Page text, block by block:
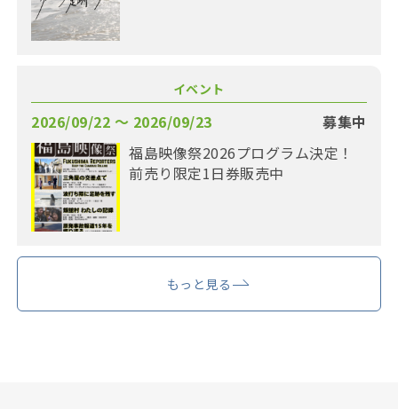
イベント
2026/09/22 〜 2026/09/23
募集中
福島映像祭2026プログラム決定！
前売り限定1日券販売中
もっと見る